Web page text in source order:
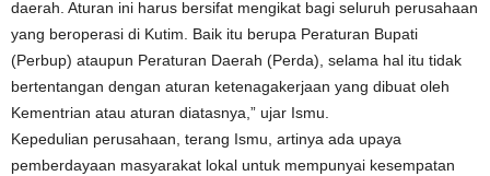
daerah. Aturan ini harus bersifat mengikat bagi seluruh perusahaan
yang beroperasi di Kutim. Baik itu berupa Peraturan Bupati
(Perbup) ataupun Peraturan Daerah (Perda), selama hal itu tidak
bertentangan dengan aturan ketenagakerjaan yang dibuat oleh
Kementrian atau aturan diatasnya,” ujar Ismu.
Kepedulian perusahaan, terang Ismu, artinya ada upaya
pemberdayaan masyarakat lokal untuk mempunyai kesempatan